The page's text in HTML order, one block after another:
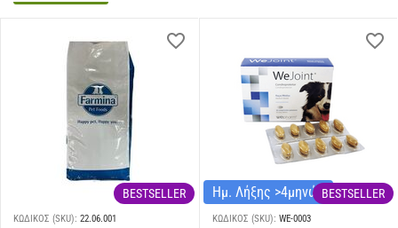
BESTSELLER
ΚΩΔΙΚΟΣ (SKU): 22.06.001
Ημ. Λήξης >4μηνώνBESTSELLER
ΚΩΔΙΚΟΣ (SKU): WE-0003